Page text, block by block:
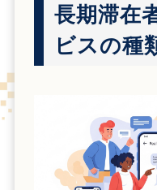
長期滞在
ビスの種